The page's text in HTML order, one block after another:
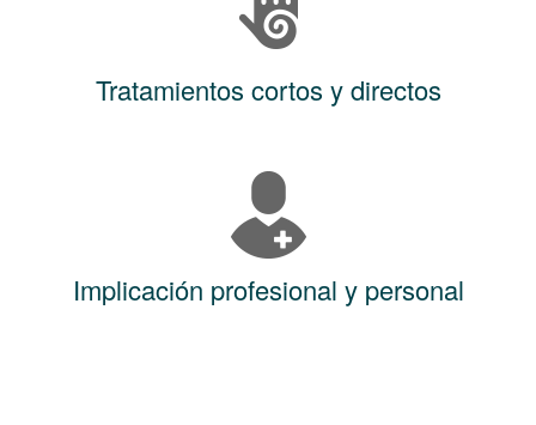
Tratamientos cortos y directos
Implicación profesional y personal